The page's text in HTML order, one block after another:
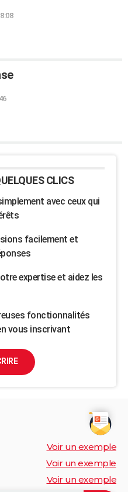
CLICS
avec ceux qui
facilement et
expertise et aidez les
fonctionnalités
vous inscrivant
Voir un exemple
Voir un exemple
Voir un exemple